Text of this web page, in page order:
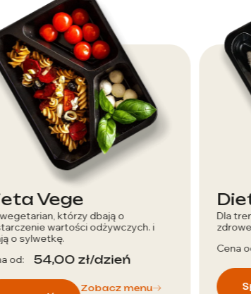
Dieta Sport
Dla trenujących, którzy potrzebują
zdrowego wzmocnienia organizmu.
Cena od:
Sprawdź